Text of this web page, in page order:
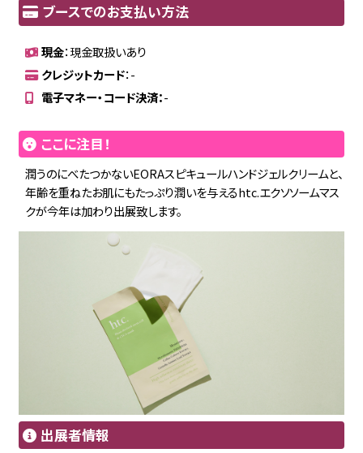
ブースでのお支払い方法
現金：現金取扱いあり
クレジットカード：-
電子マネー・コード決済：-
ここに注目！
潤うのにべたつかないEORAスピキュールハンドジェルクリームと、
年齢を重ねたお肌にもたっぷり潤いを与えるhtc.エクソソームマス
クが今年は加わり出展致します。
出展者情報